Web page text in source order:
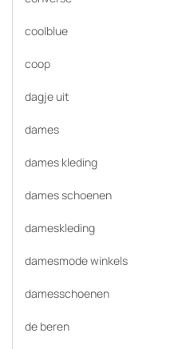
coolblue
coop
dagje uit
dames
dames kleding
dames schoenen
dameskleding
damesmode winkels
damesschoenen
de beren